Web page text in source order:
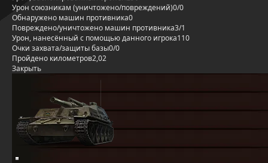
Урон союзникам (уничтожено/повреждений)0/0
Обнаружено машин противника0
Повреждено/уничтожено машин противника3/1
Урон, нанесённый с помощью данного игрока110
Очки захвата/защиты базы0/0
Пройдено километров2,02
Закрыть